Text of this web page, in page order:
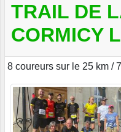
TRAIL DE
CORMICY
8 coureurs sur le 25 km /